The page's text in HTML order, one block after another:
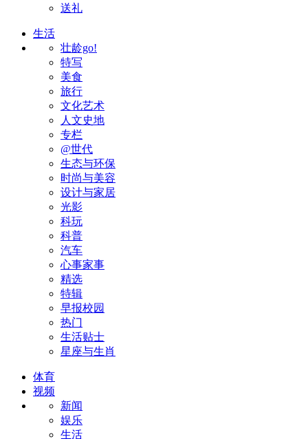
送礼
生活
壮龄go!
特写
美食
旅行
文化艺术
人文史地
专栏
@世代
生态与环保
时尚与美容
设计与家居
光影
科玩
科普
汽车
心事家事
精选
特辑
早报校园
热门
生活贴士
星座与生肖
体育
视频
新闻
娱乐
生活